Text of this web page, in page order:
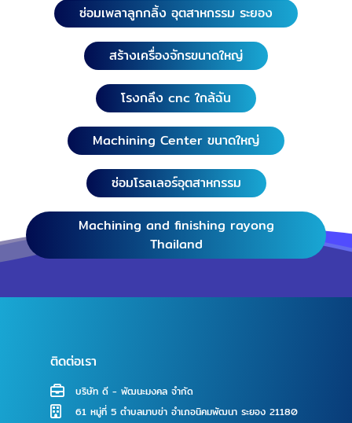
ซ่อมเพลาลูกกลิ้ง อุตสาหกรรม ระยอง
สร้างเครื่องจักรขนาดใหญ่
โรงกลึง cnc ใกล้ฉัน
Machining Center ขนาดใหญ่
ซ่อมโรลเลอร์อุตสาหกรรม
Machining and finishing rayong
Thailand
ติดต่อเรา
บริษัท ดี - พัฒนะมงคล จำกัด
61 หมู่ที่ 5 ตำบลมาบข่า อำเภอนิคมพัฒนา ระยอง 21180